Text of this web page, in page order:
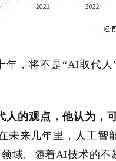
，将不是“AI取代
的观点，他认为，
未来几年里，人工智
域。随着AI技术的不